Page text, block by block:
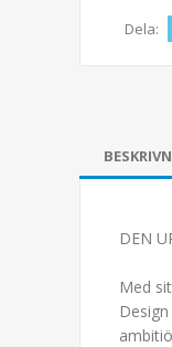
Dela:
DEN
Med